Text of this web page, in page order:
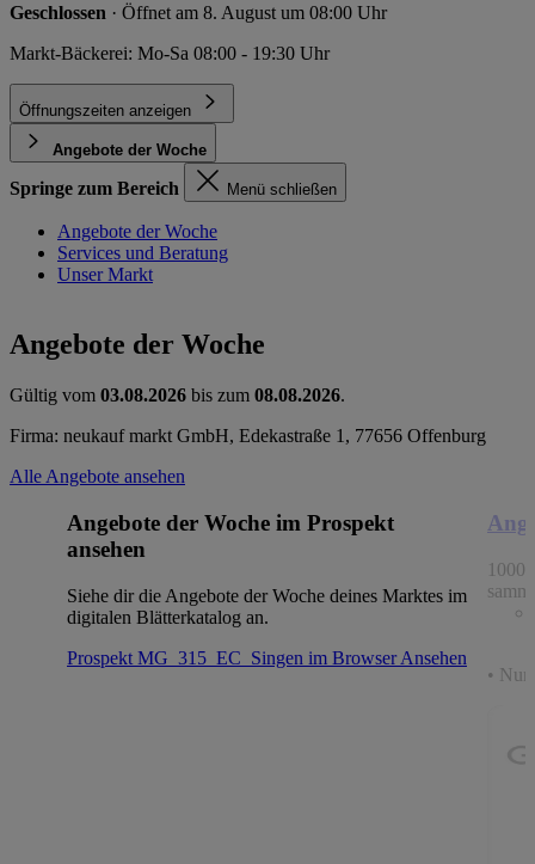
Geschlossen · Öffnet am 8. August um 08:00 Uhr
Markt-Bäckerei: Mo-Sa 08:00 - 19:30 Uhr
Öffnungszeiten anzeigen
Angebote der Woche
Springe zum Bereich Menü schließen
Angebote der Woche
Services und Beratung
Unser Markt
Angebote der Woche
Gültig vom 03.08.2026 bis zum 08.08.2026.
Firma: neukauf markt GmbH, Edekastraße 1, 77656 Offenburg
Alle Angebote ansehen
Angebote der Woche im Prospekt
ansehen
Siehe dir die Angebote der Woche deines Marktes im
digitalen Blätterkatalog an.
Prospekt MG_315_EC_Singen im BrowserAnsehen
1000
• Nur